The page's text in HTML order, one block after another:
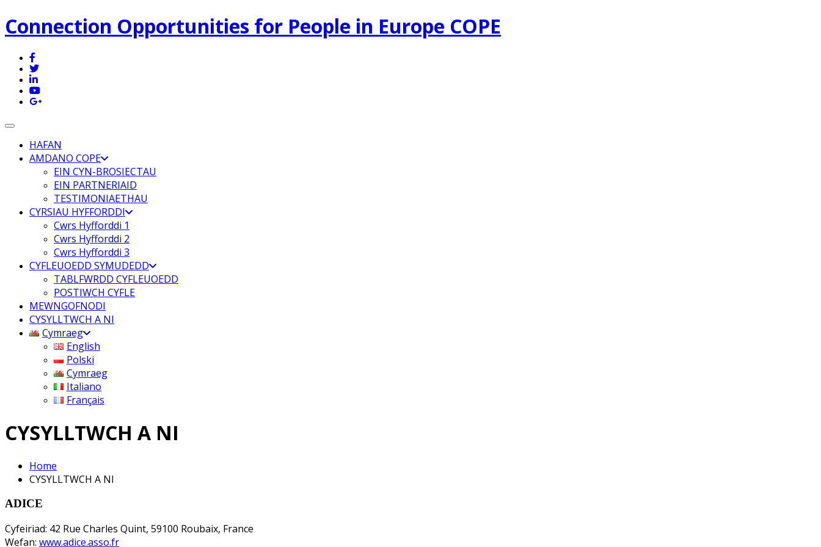
Connection Opportunities for People in Europe COPE
Toggle navigation
HAFAN
AMDANO COPE
EIN CYN-BROSIECTAU
EIN PARTNERIAID
TESTIMONIAETHAU
CYRSIAU HYFFORDDI
Cwrs Hyfforddi 1
Cwrs Hyfforddi 2
Cwrs Hyfforddi 3
CYFLEUOEDD SYMUDEDD
TABLFWRDD CYFLEUOEDD
POSTIWCH CYFLE
MEWNGOFNODI
CYSYLLTWCH A NI
Cymraeg
English
Polski
Cymraeg
Italiano
Français
CYSYLLTWCH A NI
Home
CYSYLLTWCH A NI
ADICE
Cyfeiriad: 42 Rue Charles Quint, 59100 Roubaix, France
Wefan: www.adice.asso.fr